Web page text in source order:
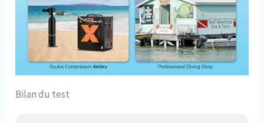
Bilan du test